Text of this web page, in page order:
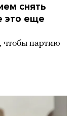
снять
это еще
чтобы партию